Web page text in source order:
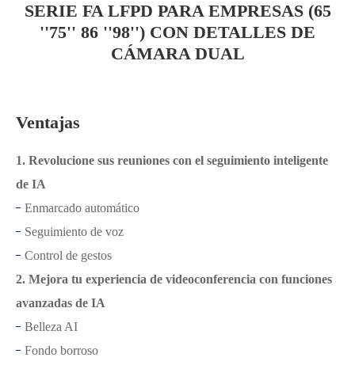
SERIE FA LFPD PARA EMPRESAS (65
''75'' 86 ''98'') CON DETALLES DE
CÁMARA DUAL
Ventajas
1. Revolucione sus reuniones con el seguimiento inteligente
de IA
Enmarcado automático
Seguimiento de voz
Control de gestos
2. Mejora tu experiencia de videoconferencia con funciones
avanzadas de IA
Belleza AI
Fondo borroso